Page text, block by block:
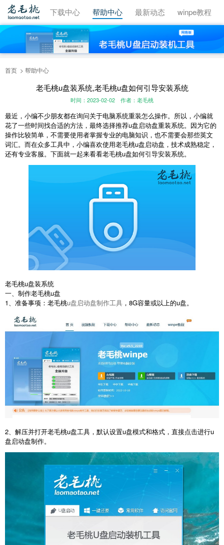
视频教程 下载中心 帮助中心 最新动态 winpe教程
首页 帮助中心
老毛桃u盘装系统,老毛桃u盘如何引导安装系统
时间：2023-02-02 作者：老毛桃
最近，小编不少朋友都在询问关于电脑系统重装怎么操作。所以，小编就
花了一些时间找合适的方法，最终选择推荐u盘启动盘重装系统。因为它的
操作比较简单，不需要使用者掌握专业的电脑知识，也不需要会那些英文
词汇。而在众多工具中，小编喜欢使用老毛桃u盘启动盘，技术成熟稳定，
还有专业客服。下面就一起来看看老毛桃u盘如何引导安装系统。
老毛桃u盘装系统
一、制作老毛桃u盘
1、准备事项：老毛桃u盘启动盘制作工具 ，8G容量或以上的u盘。
2、解压并打开老毛桃u盘工具，默认设置u盘模式和格式，直接点击进行u
盘启动盘制作。